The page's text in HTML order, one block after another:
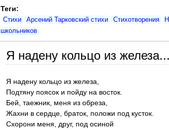
Теги:
Стихи Арсений Тарковский стихи Стихотворения
школьников
Я надену кольцо из железа...
Я надену кольцо из железа,
Подтяну поясок и пойду на восток.
Бей, таежник, меня из обреза,
Жахни в сердце, браток, положи под кусток.
Схорони меня, друг, под осиной